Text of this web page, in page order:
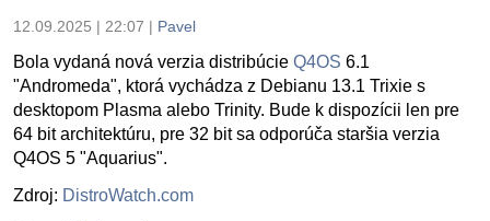
12.09.2025 | 22:07 | Pavel
Bola vydaná nová verzia distribúcie Q4OS 6.1
"Andromeda", ktorá vychádza z Debianu 13.1 Trixie s
desktopom Plasma alebo Trinity. Bude k dispozícii len pre
64 bit architektúru, pre 32 bit sa odporúča staršia verzia
Q4OS 5 "Aquarius".
Zdroj: DistroWatch.com